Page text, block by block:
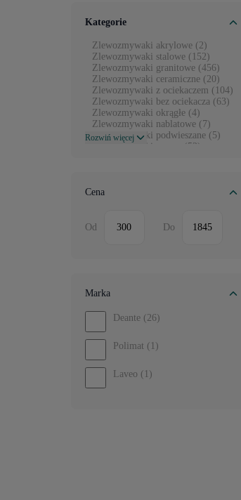
Kategorie
Zlewozmywaki akrylowe (2)
Zlewozmywaki stalowe (152)
Zlewozmywaki granitowe (456)
Zlewozmywaki ceramiczne (20)
Zlewozmywaki z ociekaczem (104)
Zlewozmywaki bez ociekacza (63)
Zlewozmywaki okrągłe (4)
Zlewozmywaki nablatowe (7)
Zlewozmywaki podwieszane (5)
Zlewozmywaki czarne (52)
Rozwiń więcej
Cena
Od Do
Marka
Deante (26)
Polimat (1)
Laveo (1)